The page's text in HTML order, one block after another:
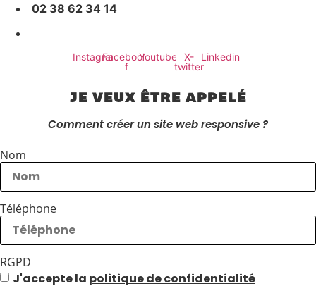
02 38 62 34 14
InstagramFacebook-
f
Youtube
X-
twitter
Linkedin
JE VEUX ÊTRE APPELÉ
Comment créer un site web responsive ?
Nom
Téléphone
RGPD
J'accepte la politique de confidentialité